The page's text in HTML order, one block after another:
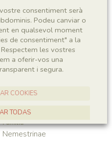
Phyllum
Arthropoda
Familia
Nemestrinae
consentiment serà
Podeu canviar o
en qualsevol moment
de consentiment" a la
les vostres
a oferir-vos una
i segura.
COOKIES
TODAS
TOTES